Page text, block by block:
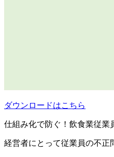
ダウンロードはこちら
仕組み化で防ぐ！飲食業従業
経営者にとって従業員の不正